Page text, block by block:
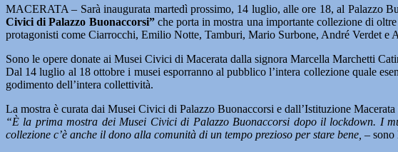
MACERATA – Sarà inaugurata martedì prossimo, 14 luglio, alle ore 18, al Palazzo
Civici di Palazzo Buonaccorsi”che porta in mostra una importante collezione di
protagonisti come Ciarrocchi, Emilio Notte, Tamburi, Mario Surbone, André Verdet e
Sono le opere donate ai Musei Civici di Macerata dalla signora Marcella Marchetti
Dal 14 luglio al 18 ottobre i musei esporranno al pubblico l’intera collezione quale
godimento dell’intera collettività.
La mostra è curata dai Musei Civici di Palazzo Buonaccorsi e dall’Istituzione Macerata
“È la prima mostra dei Musei Civici di Palazzo Buonaccorsi dopo il lockdown. I
collezione c’è anche il dono alla comunità di un tempo prezioso per stare bene, – sono